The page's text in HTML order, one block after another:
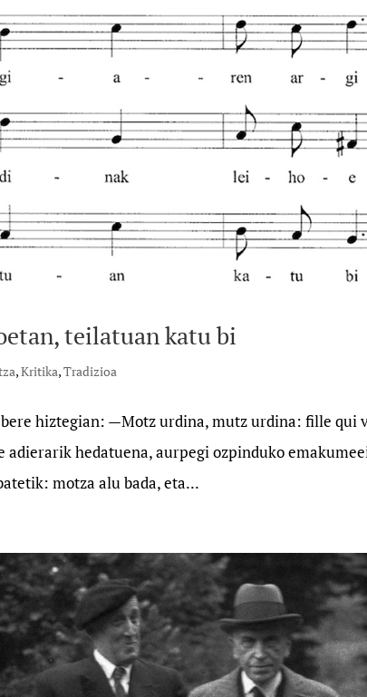
teilatuan katu bi
,Kritika,Tradizioa
hiztegian: —Motz urdina, mutz urdina: fille qui
adierarik hedatuena, aurpegi ozpinduko
motza alu bada, eta...